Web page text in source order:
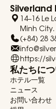
14–16 Le
Minh City.
(+84) 28
https://
私たちに
ホテル一覧
ニュース
お問い合わせ